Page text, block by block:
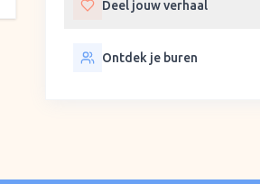
Deel jouw verhaal
Ontdek je buren